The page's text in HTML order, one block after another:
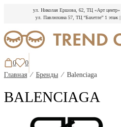
ул. Николая Ершова, 62, ТЦ «Арт центр»
ул. Павлюхина 57, ТЦ “Бахетле” 1 этаж |
к
содержимому
0
0
Главная ⁄ Бренды ⁄ Balenciaga
BALENCIAGA